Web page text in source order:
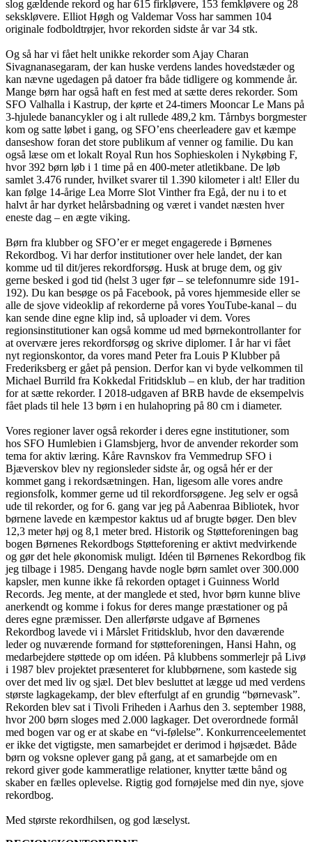
slog gældende rekord og har 615 firkløvere, 153 femkløvere og 28
sekskløvere. Elliot Høgh og Valdemar Voss har sammen 104
originale fodboldtrøjer, hvor rekorden sidste år var 34 stk.
Og så har vi fået helt unikke rekorder som Ajay Charan
Sivagnanasegaram, der kan huske verdens landes hovedstæder og
kan nævne ugedagen på datoer fra både tidligere og kommende år.
Mange børn har også haft en fest med at sætte deres rekorder. Som
SFO Valhalla i Kastrup, der kørte et 24-timers Mooncar Le Mans på
3-hjulede banancykler og i alt rullede 489,2 km. Tårnbys borgmester
kom og satte løbet i gang, og SFO’ens cheerleadere gav et kæmpe
danseshow foran det store publikum af venner og familie. Du kan
også læse om et lokalt Royal Run hos Sophieskolen i Nykøbing F,
hvor 392 børn løb i 1 time på en 400-meter atletikbane. De løb
samlet 3.476 runder, hvilket svarer til 1.390 kilometer i alt! Eller du
kan følge 14-årige Lea Morre Slot Vinther fra Egå, der nu i to et
halvt år har dyrket helårsbadning og været i vandet næsten hver
eneste dag – en ægte viking.
Børn fra klubber og SFO’er er meget engagerede i Børnenes
Rekordbog. Vi har derfor institutioner over hele landet, der kan
komme ud til dit/jeres rekordforsøg. Husk at bruge dem, og giv
gerne besked i god tid (helst 3 uger før – se telefonnumre side 191-
192). Du kan besøge os på Facebook, på vores hjemmeside eller se
alle de sjove videoklip af rekorderne på vores YouTube-kanal – du
kan sende dine egne klip ind, så uploader vi dem. Vores
regionsinstitutioner kan også komme ud med børnekontrollanter for
at overvære jeres rekordforsøg og skrive diplomer. I år har vi fået
nyt regionskontor, da vores mand Peter fra Louis P Klubber på
Frederiksberg er gået på pension. Derfor kan vi byde velkommen til
Michael Burrild fra Kokkedal Fritidsklub – en klub, der har tradition
for at sætte rekorder. I 2018-udgaven af BRB havde de eksempelvis
fået plads til hele 13 børn i en hulahopring på 80 cm i diameter.
Vores regioner laver også rekorder i deres egne institutioner, som
hos SFO Humlebien i Glamsbjerg, hvor de anvender rekorder som
tema for aktiv læring. Kåre Ravnskov fra Vemmedrup SFO i
Bjæverskov blev ny regionsleder sidste år, og også hér er der
kommet gang i rekordsætningen. Han, ligesom alle vores andre
regionsfolk, kommer gerne ud til rekordforsøgene. Jeg selv er også
ude til rekorder, og for 6. gang var jeg på Aabenraa Bibliotek, hvor
børnene lavede en kæmpestor kaktus ud af brugte bøger. Den blev
12,3 meter høj og 8,1 meter bred. Historik og Støtteforeningen bag
bogen Børnenes Rekordbogs Støtteforening er aktivt medvirkende
og gør det hele økonomisk muligt. Idéen til Børnenes Rekordbog fik
jeg tilbage i 1985. Dengang havde nogle børn samlet over 300.000
kapsler, men kunne ikke få rekorden optaget i Guinness World
Records. Jeg mente, at der manglede et sted, hvor børn kunne blive
anerkendt og komme i fokus for deres mange præstationer og på
deres egne præmisser. Den allerførste udgave af Børnenes
Rekordbog lavede vi i Mårslet Fritidsklub, hvor den daværende
leder og nuværende formand for støtteforeningen, Hansi Hahn, og
medarbejdere støttede op om idéen. På klubbens sommerlejr på Livø
i 1987 blev projektet præsenteret for klubbørnene, som kastede sig
over det med liv og sjæl. Det blev besluttet at lægge ud med verdens
største lagkagekamp, der blev efterfulgt af en grundig “børnevask”.
Rekorden blev sat i Tivoli Friheden i Aarhus den 3. september 1988,
hvor 200 børn sloges med 2.000 lagkager. Det overordnede formål
med bogen var og er at skabe en “vi-følelse”. Konkurrenceelementet
er ikke det vigtigste, men samarbejdet er derimod i højsædet. Både
børn og voksne oplever gang på gang, at et samarbejde om en
rekord giver gode kammeratlige relationer, knytter tætte bånd og
skaber en fælles oplevelse. Rigtig god fornøjelse med din nye, sjove
rekordbog.
Med største rekordhilsen, og god læselyst.